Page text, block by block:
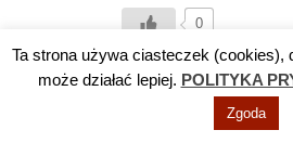
0
do #31 uczestnik
Ta strona używa ciasteczek (cookies),
może działać lepiej. POLITYKA
Zgoda